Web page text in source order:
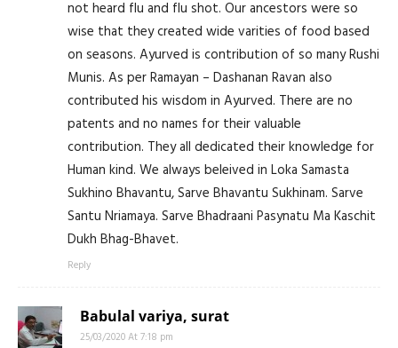
not heard flu and flu shot. Our ancestors were so
wise that they created wide varities of food based
on seasons. Ayurved is contribution of so many Rushi
Munis. As per Ramayan – Dashanan Ravan also
contributed his wisdom in Ayurved. There are no
patents and no names for their valuable
contribution. They all dedicated their knowledge for
Human kind. We always beleived in Loka Samasta
Sukhino Bhavantu, Sarve Bhavantu Sukhinam. Sarve
Santu Nriamaya. Sarve Bhadraani Pasynatu Ma Kaschit
Dukh Bhag-Bhavet.
Reply
Babulal variya, surat
25/03/2020 At 7:18 pm